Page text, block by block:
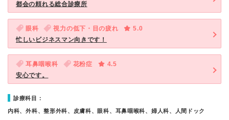
都会の頼れる総合診療所
眼科 視力の低下・目の疲れ
5.0
忙しいビジネスマン向きです！
耳鼻咽喉科 花粉症
4.5
安心です。
診療科目：
内科、外科、整形外科、皮膚科、眼科、耳鼻咽喉科、婦人科、人間ドック